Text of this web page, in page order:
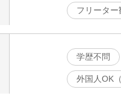
フリーター
学歴不問
外国人OK